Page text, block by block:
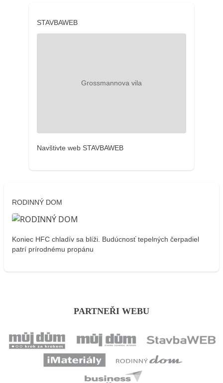
STAVBAWEB
Navštivte web STAVBAWEB
RODINNÝ DOM
Koniec HFC chladív sa blíži. Budúcnosť tepelných čerpadiel
patrí prírodnému propánu
PARTNEŘI WEBU